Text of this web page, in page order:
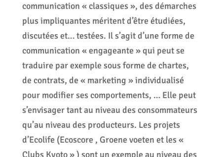
communication « classiques », des démarches
plus impliquantes méritent d’être étudiées,
discutées et… testées. Il s’agit d’une forme de
communication « engageante » qui peut se
traduire par exemple sous forme de chartes,
de contrats, de « marketing » individualisé
pour modifier ses comportements, … Elle peut
s’envisager tant au niveau des consommateurs
qu’au niveau des producteurs. Les projets
d’Ecolife (Ecoscore , Groene voeten et les «
Clubs Kyoto » ) sont un exemple au niveau des